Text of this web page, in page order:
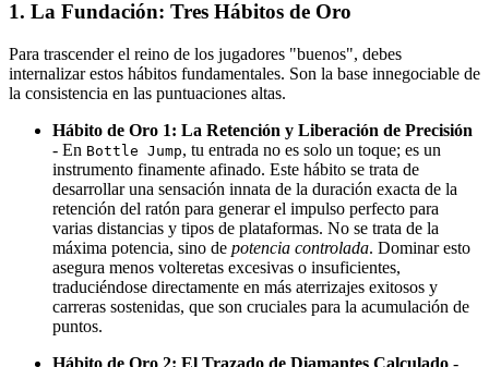
1. La Fundación: Tres Hábitos de Oro
Para trascender el reino de los jugadores "buenos", debes
internalizar estos hábitos fundamentales. Son la base innegociable de
la consistencia en las puntuaciones altas.
Hábito de Oro 1: La Retención y Liberación de Precisión
- En Bottle Jump, tu entrada no es solo un toque; es un
instrumento finamente afinado. Este hábito se trata de
desarrollar una sensación innata de la duración exacta de la
retención del ratón para generar el impulso perfecto para
varias distancias y tipos de plataformas. No se trata de la
máxima potencia, sino de potencia controlada. Dominar esto
asegura menos volteretas excesivas o insuficientes,
traduciéndose directamente en más aterrizajes exitosos y
carreras sostenidas, que son cruciales para la acumulación de
puntos.
Hábito de Oro 2: El Trazado de Diamantes Calculado -